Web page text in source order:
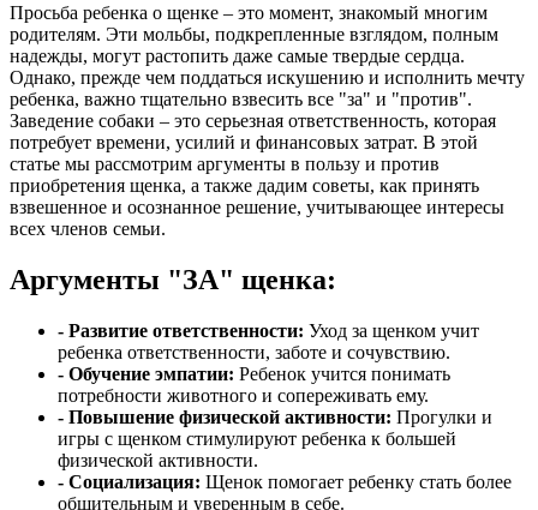
Просьба ребенка о щенке – это момент, знакомый многим
родителям. Эти мольбы, подкрепленные взглядом, полным
надежды, могут растопить даже самые твердые сердца.
Однако, прежде чем поддаться искушению и исполнить мечту
ребенка, важно тщательно взвесить все "за" и "против".
Заведение собаки – это серьезная ответственность, которая
потребует времени, усилий и финансовых затрат. В этой
статье мы рассмотрим аргументы в пользу и против
приобретения щенка, а также дадим советы, как принять
взвешенное и осознанное решение, учитывающее интересы
всех членов семьи.
Аргументы "ЗА" щенка:
- Развитие ответственности: Уход за щенком учит
ребенка ответственности, заботе и сочувствию.
- Обучение эмпатии: Ребенок учится понимать
потребности животного и сопереживать ему.
- Повышение физической активности: Прогулки и
игры с щенком стимулируют ребенка к большей
физической активности.
- Социализация: Щенок помогает ребенку стать более
общительным и уверенным в себе.